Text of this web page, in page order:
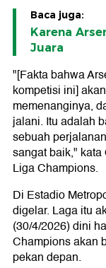
Baca juga:
Karena
Juara
"[Fakta bahwa
kompetisi ini]
memenanginya,
jalani. Itu adalah
sebuah
sangat baik,"
Liga Champions.
Di Estadio
digelar. Laga itu
(30/4/2026) dini
Champions akan
pekan depan.